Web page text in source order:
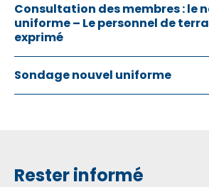
Consultation des membres : le
uniforme – Le personnel de
exprimé
Sondage nouvel uniforme
Rester informé